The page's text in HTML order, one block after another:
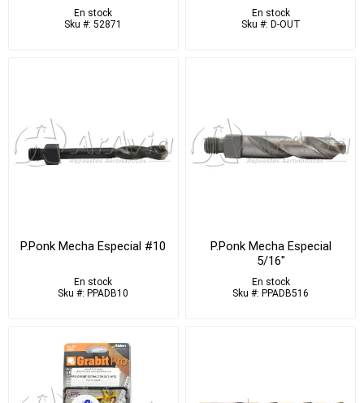
En stock
Sku #: 52871
En stock
Sku #: D-OUT
P.Ponk Mecha Especial #10
En stock
Sku #: PPADB10
P.Ponk Mecha Especial
5/16"
En stock
Sku #: PPADB516